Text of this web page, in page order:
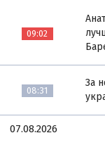
09:02
08:31
За
07.08.2026